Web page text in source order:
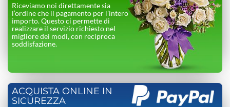
Riceviamo noi direttamente sia
l’ordine che il pagamento per l’intero
importo. Questo ci permette di
realizzare il servizio richiesto nel
migliore dei modi, con reciproca
soddisfazione.
ACQUISTA ONLINE IN
SICUREZZA